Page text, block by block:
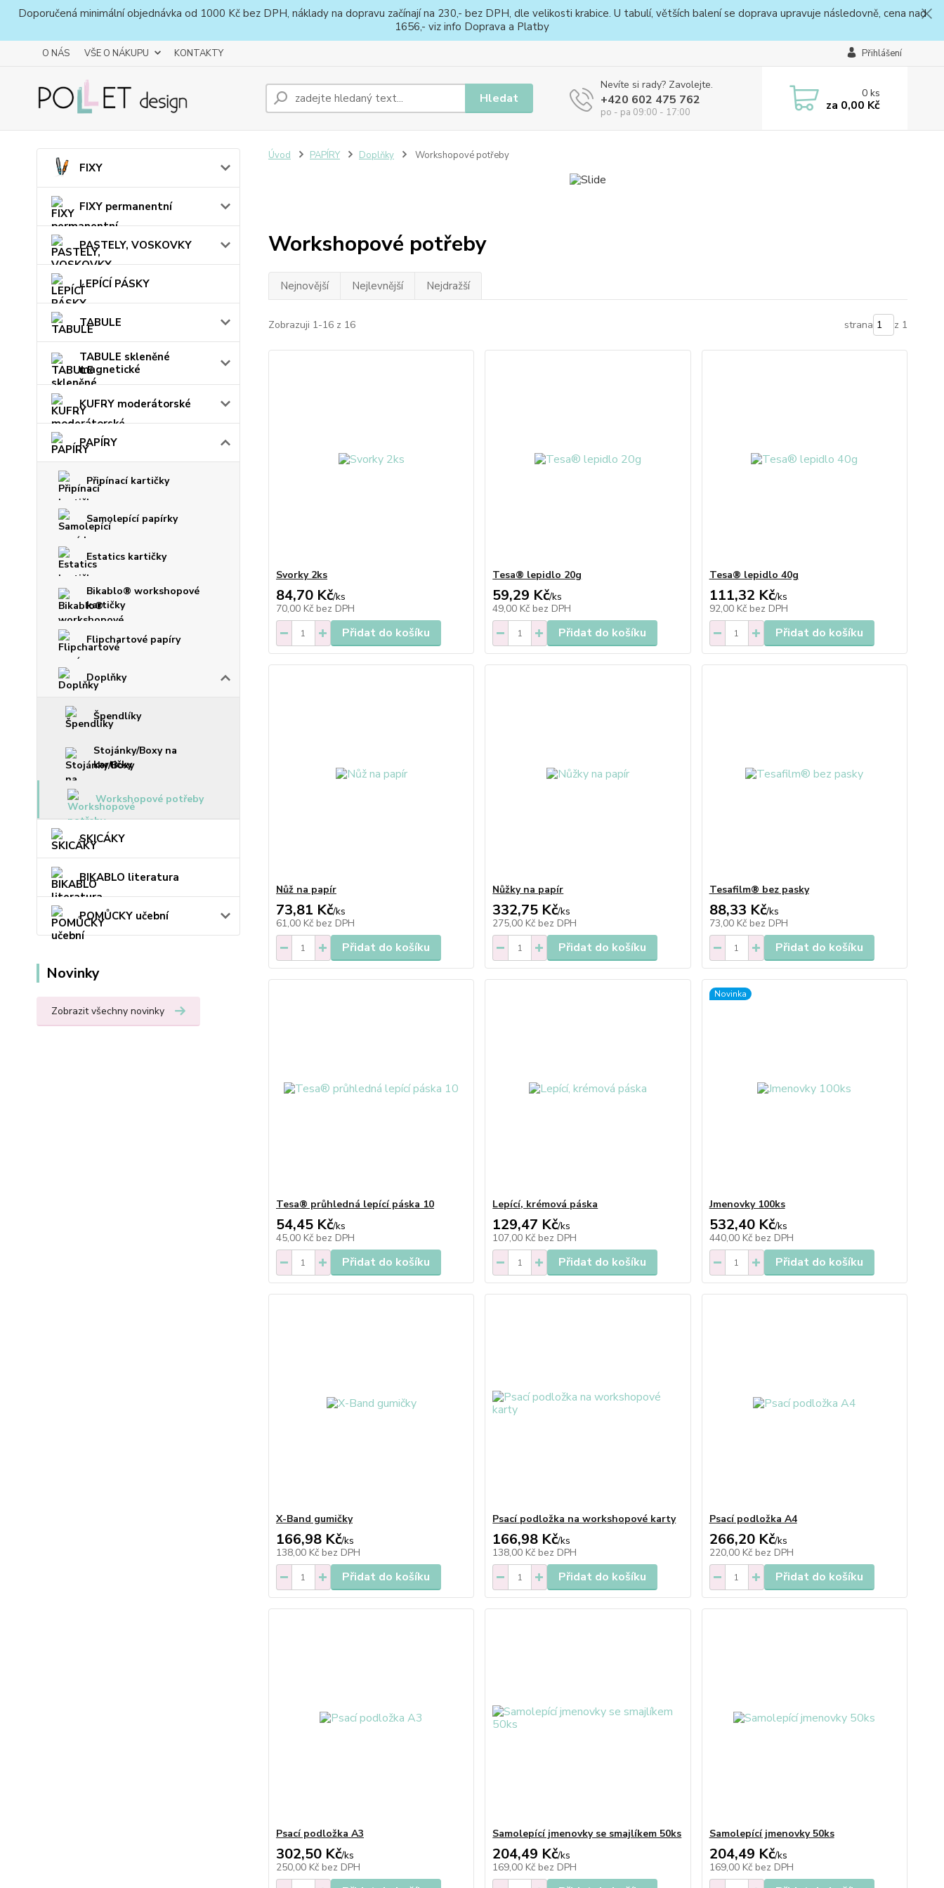
Doporučená minimální objednávka od 1000 Kč bez DPH, náklady na dopravu začínají na 230,- bez DPH, dle velikosti krabice. U tabulí, větších balení se doprava upravuje následovně, cena nad
1656,- viz info Doprava a Platby
O NÁS VŠE O NÁKUPU KONTAKTY Přihlášení
Hledat
Nevíte si rady? Zavolejte.
+420 602 475 762
po - pa 09:00 - 17:00
0ks
za 0,00 Kč
FIXY
FIXY permanentní
PASTELY, VOSKOVKY
LEPÍCÍ PÁSKY
TABULE
TABULE skleněné
magnetické
KUFRY moderátorské
PAPÍRY
Připínací kartičky
Samolepící papírky
Estatics kartičky
Bikablo® workshopové
kartičky
Flipchartové papíry
Doplňky
Špendlíky
Stojánky/Boxy na
kartičky
Workshopové potřeby
SKICÁKY
BIKABLO literatura
POMŮCKY učební
Novinky
Zobrazit všechny novinky
Úvod PAPÍRY Doplňky Workshopové potřeby
Workshopové potřeby
Nejnovější Nejlevnější Nejdražší
Zobrazuji 1-16 z 16 strana z 1
Svorky 2ks
84,70 Kč/ks
70,00 Kč bez DPH
Přidat do košíku
Tesa® lepidlo 20g
59,29 Kč/ks
49,00 Kč bez DPH
Přidat do košíku
Tesa® lepidlo 40g
111,32 Kč/ks
92,00 Kč bez DPH
Přidat do košíku
Nůž na papír
73,81 Kč/ks
61,00 Kč bez DPH
Přidat do košíku
Nůžky na papír
332,75 Kč/ks
275,00 Kč bez DPH
Přidat do košíku
Tesafilm® bez pasky
88,33 Kč/ks
73,00 Kč bez DPH
Přidat do košíku
Tesa® průhledná lepící páska 10
54,45 Kč/ks
45,00 Kč bez DPH
Přidat do košíku
Lepící, krémová páska
129,47 Kč/ks
107,00 Kč bez DPH
Přidat do košíku
Novinka
Jmenovky 100ks
532,40 Kč/ks
440,00 Kč bez DPH
Přidat do košíku
X-Band gumičky
166,98 Kč/ks
138,00 Kč bez DPH
Přidat do košíku
Psací podložka na workshopové karty
166,98 Kč/ks
138,00 Kč bez DPH
Přidat do košíku
Psací podložka A4
266,20 Kč/ks
220,00 Kč bez DPH
Přidat do košíku
Psací podložka A3
302,50 Kč/ks
250,00 Kč bez DPH
Samolepící jmenovky se smajlíkem 50ks
204,49 Kč/ks
169,00 Kč bez DPH
Samolepící jmenovky 50ks
204,49 Kč/ks
169,00 Kč bez DPH